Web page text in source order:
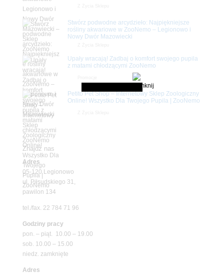
Stwórz podwodne arcydzieło: Najpiękniejsze
rośliny akwariowe w ZooNemo – Legionowo i
Nowy Dwór Mazowiecki
Upały wracają! Zadbaj o komfort swojego pupila
z matami chłodzącymi ZooNemo
Petito Pet Shop – Internetowy Sklep Zoologiczny
Online! Wszystko Dla Twojego Pupila | ZooNemo
Znajdź nas
Adres
05-120 Legionowo
ul. Piłsudskiego 31,
pawilon 134
tel./fax. 22 784 71 96
Godziny pracy
pon. – piąt. 10.00 – 19.00
sob. 10.00 – 15.00
niedz. zamknięte
Adres